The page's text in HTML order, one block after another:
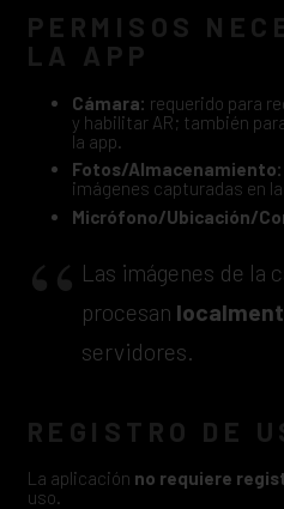
PERMISOS
LA APP
Cámara: requerido para
y habilitar AR; también
la app.
Fotos/Almacenamiento:
imágenes capturadas en
Micrófono/Ubicación/
Las imágenes de la
procesan
servidores.
REGISTRO DE
La aplicación no requiere
uso.